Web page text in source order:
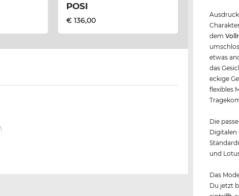
POSI
€ 136,00
dem
etwas
das
eckige
flexibles
Die
Digitalen
und
Das
Du jetzt